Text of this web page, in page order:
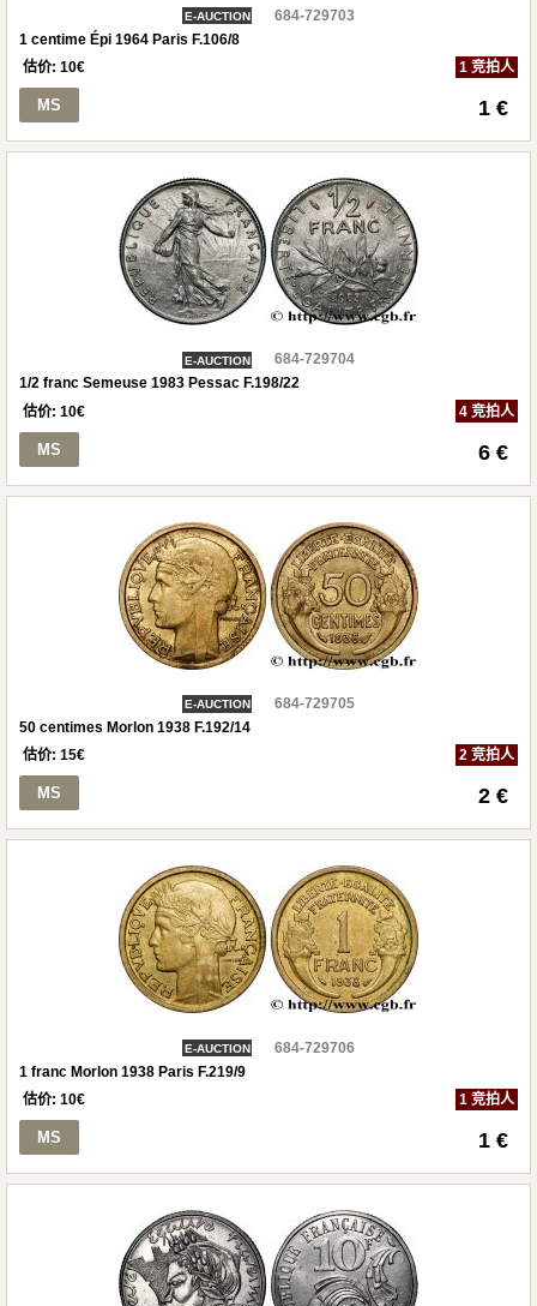
E-AUCTION
684-729703
1 centime Épi 1964 Paris F.106/8
估价: 10€ 1 竞拍人
MS 1 €
E-AUCTION
684-729704
1/2 franc Semeuse 1983 Pessac F.198/22
估价: 10€ 4 竞拍人
MS 6 €
E-AUCTION
684-729705
50 centimes Morlon 1938 F.192/14
估价: 15€ 2 竞拍人
MS 2 €
E-AUCTION
684-729706
1 franc Morlon 1938 Paris F.219/9
估价: 10€ 1 竞拍人
MS 1 €